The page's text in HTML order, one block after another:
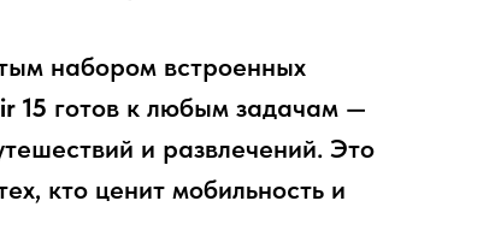
набором встроенных
15 готов к любым задачам —
и развлечений. Это
кто ценит мобильность и